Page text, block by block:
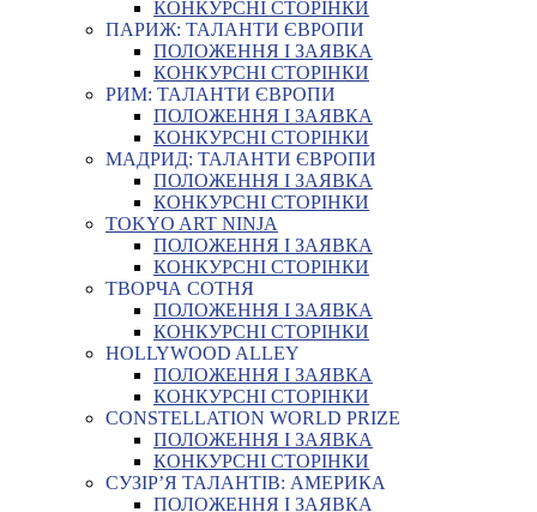
КОНКУРСНІ СТОРІНКИ
ПАРИЖ: ТАЛАНТИ ЄВРОПИ
ПОЛОЖЕННЯ І ЗАЯВКА
КОНКУРСНІ СТОРІНКИ
РИМ: ТАЛАНТИ ЄВРОПИ
ПОЛОЖЕННЯ І ЗАЯВКА
КОНКУРСНІ СТОРІНКИ
МАДРИД: ТАЛАНТИ ЄВРОПИ
ПОЛОЖЕННЯ І ЗАЯВКА
КОНКУРСНІ СТОРІНКИ
TOKYO ART NINJA
ПОЛОЖЕННЯ І ЗАЯВКА
КОНКУРСНІ СТОРІНКИ
ТВОРЧА СОТНЯ
ПОЛОЖЕННЯ І ЗАЯВКА
КОНКУРСНІ СТОРІНКИ
HOLLYWOOD ALLEY
ПОЛОЖЕННЯ І ЗАЯВКА
КОНКУРСНІ СТОРІНКИ
CONSTELLATION WORLD PRIZE
ПОЛОЖЕННЯ І ЗАЯВКА
КОНКУРСНІ СТОРІНКИ
СУЗІР’Я ТАЛАНТІВ: АМЕРИКА
ПОЛОЖЕННЯ І ЗАЯВКА